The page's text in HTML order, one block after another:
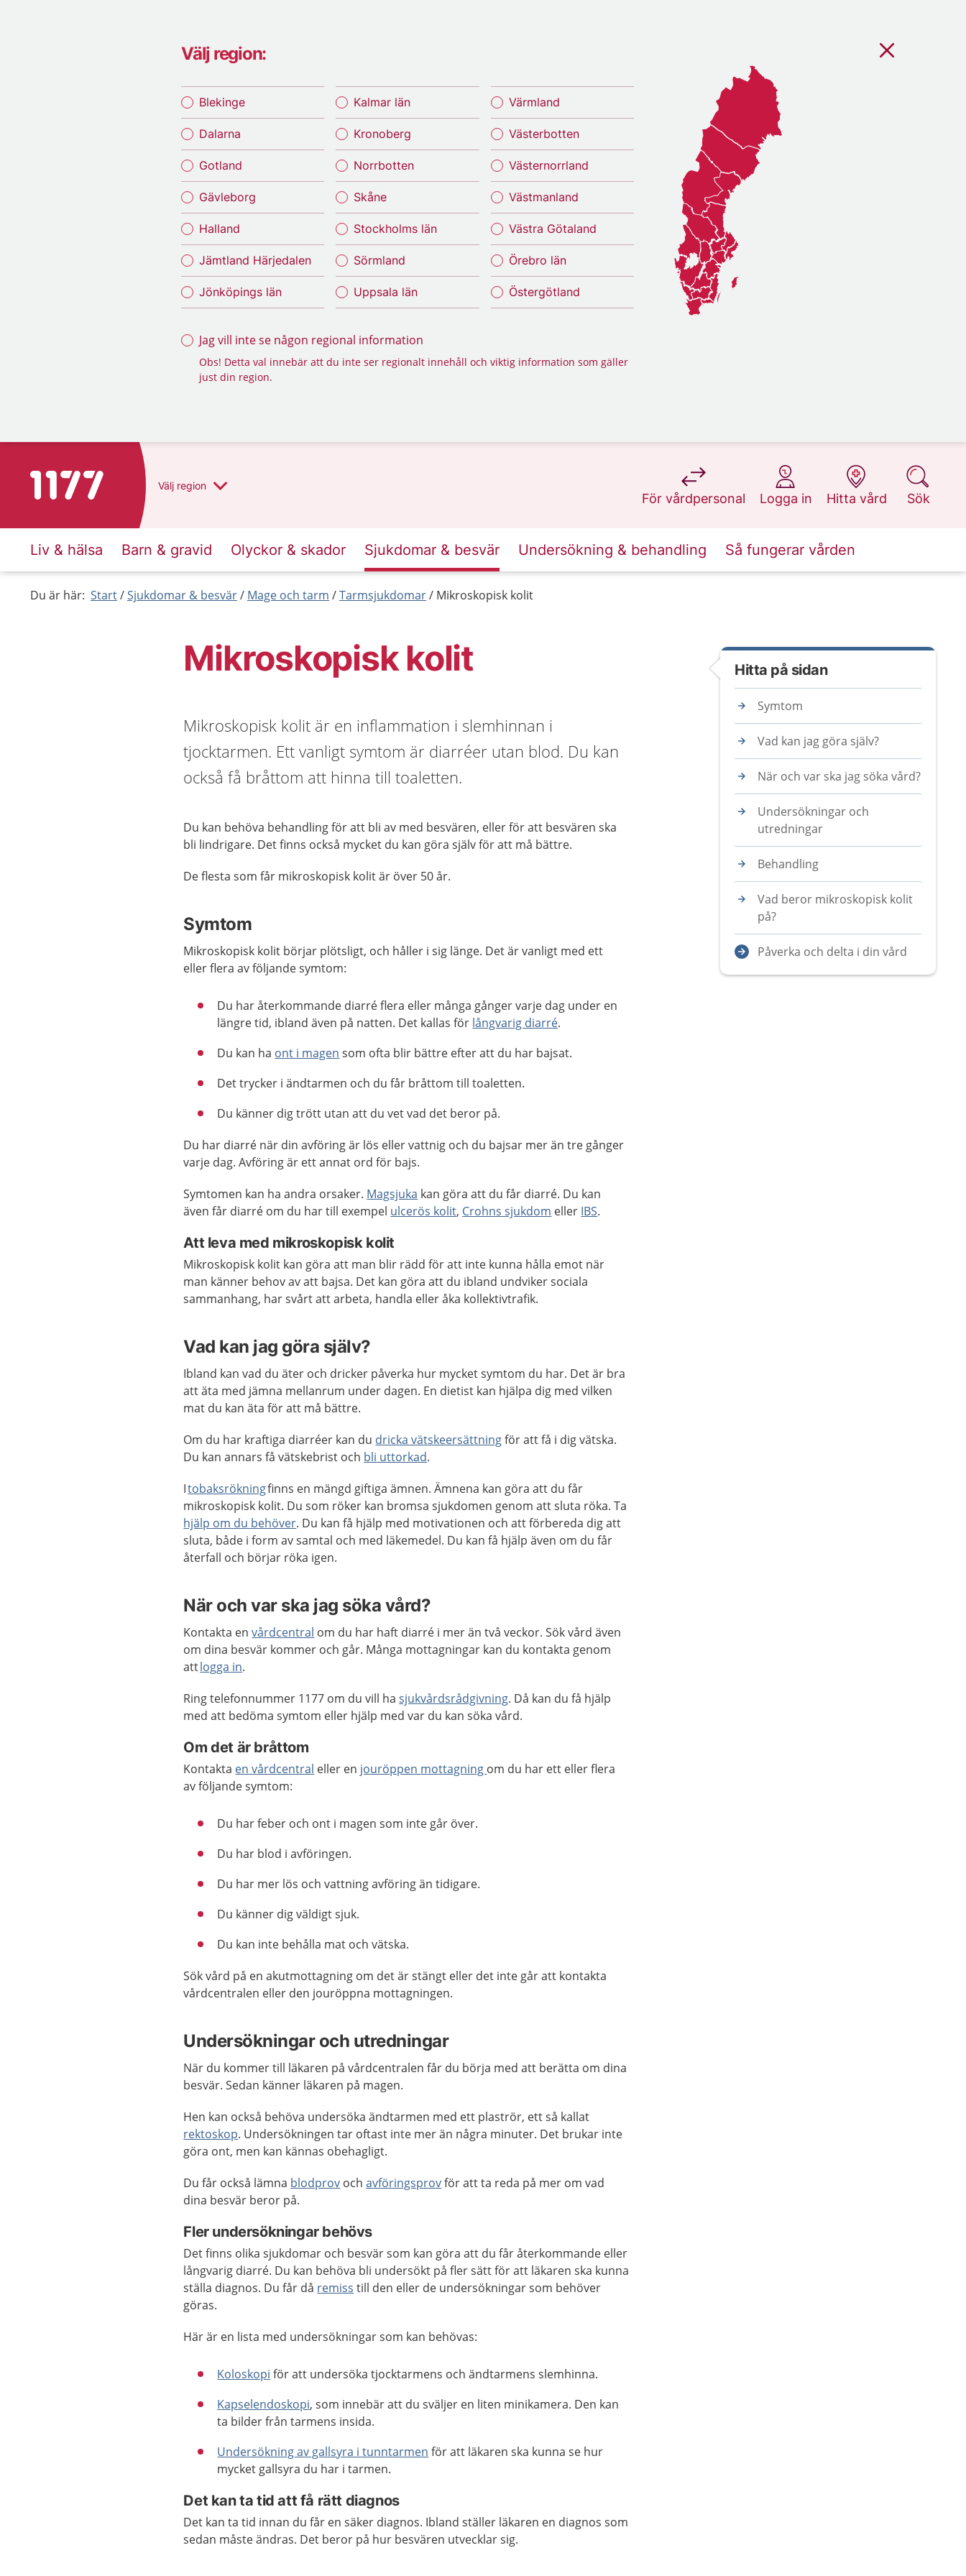
Välj region:
Blekinge
Dalarna
Gotland
Gävleborg
Halland
Jämtland Härjedalen
Jönköpings län
Kalmar län
Kronoberg
Norrbotten
Skåne
Stockholms län
Sörmland
Uppsala län
Värmland
Västerbotten
Västernorrland
Västmanland
Västra Götaland
Örebro län
Östergötland
Jag vill inte se någon regional information
Obs! Detta val innebär att du inte ser regionalt innehåll och viktig information som gäller
just din region.
Till startsidan för 1177 Välj region
För vårdpersonal
på 1177.se
Logga in
på 1177.se
Hitta vård
på 1177.se
Sök
på 1177.se
Liv & hälsa Barn & gravid Olyckor & skador Sjukdomar & besvär Undersökning & behandling Så fungerar vården
Du är här: Start Sjukdomar & besvär Mage och tarm Tarmsjukdomar Mikroskopisk kolit
Mikroskopisk kolit
Mikroskopisk kolit är en inflammation i slemhinnan i
tjocktarmen. Ett vanligt symtom är diarréer utan blod. Du kan
också få bråttom att hinna till toaletten.
Du kan behöva behandling för att bli av med besvären, eller för att besvären ska
bli lindrigare. Det finns också mycket du kan göra själv för att må bättre.
De flesta som får mikroskopisk kolit är över 50 år.
Symtom
Mikroskopisk kolit börjar plötsligt, och håller i sig länge. Det är vanligt med ett
eller flera av följande symtom:
Du har återkommande diarré flera eller många gånger varje dag under en
längre tid, ibland även på natten. Det kallas för långvarig diarré.
Du kan ha ont i magen som ofta blir bättre efter att du har bajsat.
Det trycker i ändtarmen och du får bråttom till toaletten.
Du känner dig trött utan att du vet vad det beror på.
Du har diarré när din avföring är lös eller vattnig och du bajsar mer än tre gånger
varje dag. Avföring är ett annat ord för bajs.
Symtomen kan ha andra orsaker. Magsjuka kan göra att du får diarré. Du kan
även får diarré om du har till exempel ulcerös kolit, Crohns sjukdom eller IBS.
Att leva med mikroskopisk kolit
Mikroskopisk kolit kan göra att man blir rädd för att inte kunna hålla emot när
man känner behov av att bajsa. Det kan göra att du ibland undviker sociala
sammanhang, har svårt att arbeta, handla eller åka kollektivtrafik.
Vad kan jag göra själv?
Ibland kan vad du äter och dricker påverka hur mycket symtom du har. Det är bra
att äta med jämna mellanrum under dagen. En dietist kan hjälpa dig med vilken
mat du kan äta för att må bättre.
Om du har kraftiga diarréer kan du dricka vätskeersättningför att få i dig vätska.
Du kan annars få vätskebrist och bli uttorkad.
Itobaksrökningfinns en mängd giftiga ämnen. Ämnena kan göra att du får
mikroskopisk kolit. Du som röker kan bromsa sjukdomen genom att sluta röka. Ta
hjälp om du behöver. Du kan få hjälp med motivationen och att förbereda dig att
sluta, både i form av samtal och med läkemedel. Du kan få hjälp även om du får
återfall och börjar röka igen.
När och var ska jag söka vård?
Kontakta envårdcentral om du har haft diarré i mer än två veckor. Sök vård även
om dina besvär kommer och går. Många mottagningar kan du kontakta genom
attlogga in.
Ring telefonnummer 1177 om du vill hasjukvårdsrådgivning. Då kan du få hjälp
med att bedöma symtom eller hjälp med var du kan söka vård.
Om det är bråttom
Kontakta en vårdcentral eller en jouröppen mottagning om du har ett eller flera
av följande symtom:
Du har feber och ont i magen som inte går över.
Du har blod i avföringen.
Du har mer lös och vattning avföring än tidigare.
Du känner dig väldigt sjuk.
Du kan inte behålla mat och vätska.
Sök vård på en akutmottagning om det är stängt eller det inte går att kontakta
vårdcentralen eller den jouröppna mottagningen.
Undersökningar och utredningar
När du kommer till läkaren på vårdcentralen får du börja med att berätta om dina
besvär. Sedan känner läkaren på magen.
Hen kan också behöva undersöka ändtarmen med ett plaströr, ett så kallat
rektoskop. Undersökningen tar oftast inte mer än några minuter. Det brukar inte
göra ont, men kan kännas obehagligt.
Du får också lämna blodprov ochavföringsprovför att ta reda på mer om vad
dina besvär beror på.
Fler undersökningar behövs
Det finns olika sjukdomar och besvär som kan göra att du får återkommande eller
långvarig diarré. Du kan behöva bli undersökt på fler sätt för att läkaren ska kunna
ställa diagnos. Du får då remiss till den eller de undersökningar som behöver
göras.
Här är en lista med undersökningar som kan behövas:
Koloskopi för att undersöka tjocktarmens och ändtarmens slemhinna.
Kapselendoskopi, som innebär att du sväljer en liten minikamera. Den kan
ta bilder från tarmens insida.
Undersökning av gallsyra i tunntarmen för att läkaren ska kunna se hur
mycket gallsyra du har i tarmen.
Det kan ta tid att få rätt diagnos
Det kan ta tid innan du får en säker diagnos. Ibland ställer läkaren en diagnos som
sedan måste ändras. Det beror på hur besvären utvecklar sig.
Hitta på sidan
Symtom
Vad kan jag göra själv?
När och var ska jag söka vård?
Undersökningar och
utredningar
Behandling
Vad beror mikroskopisk kolit
på?
Påverka och delta i din vård